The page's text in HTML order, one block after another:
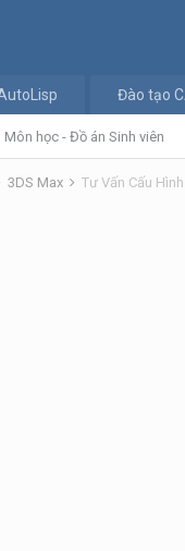
Môn học - Đồ án Sinh viên
Đào tạo
3DS Max Tư Vấn Cấu